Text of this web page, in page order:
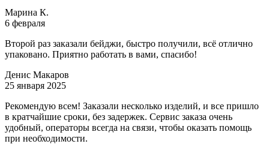
Марина К.
6 февраля
Второй раз заказали бейджи, быстро получили, всё отлично
упаковано. Приятно работать в вами, спасибо!
Денис Макаров
25 января 2025
Рекомендую всем! Заказали несколько изделий, и все пришло
в кратчайшие сроки, без задержек. Сервис заказа очень
удобный, операторы всегда на связи, чтобы оказать помощь
при необходимости.